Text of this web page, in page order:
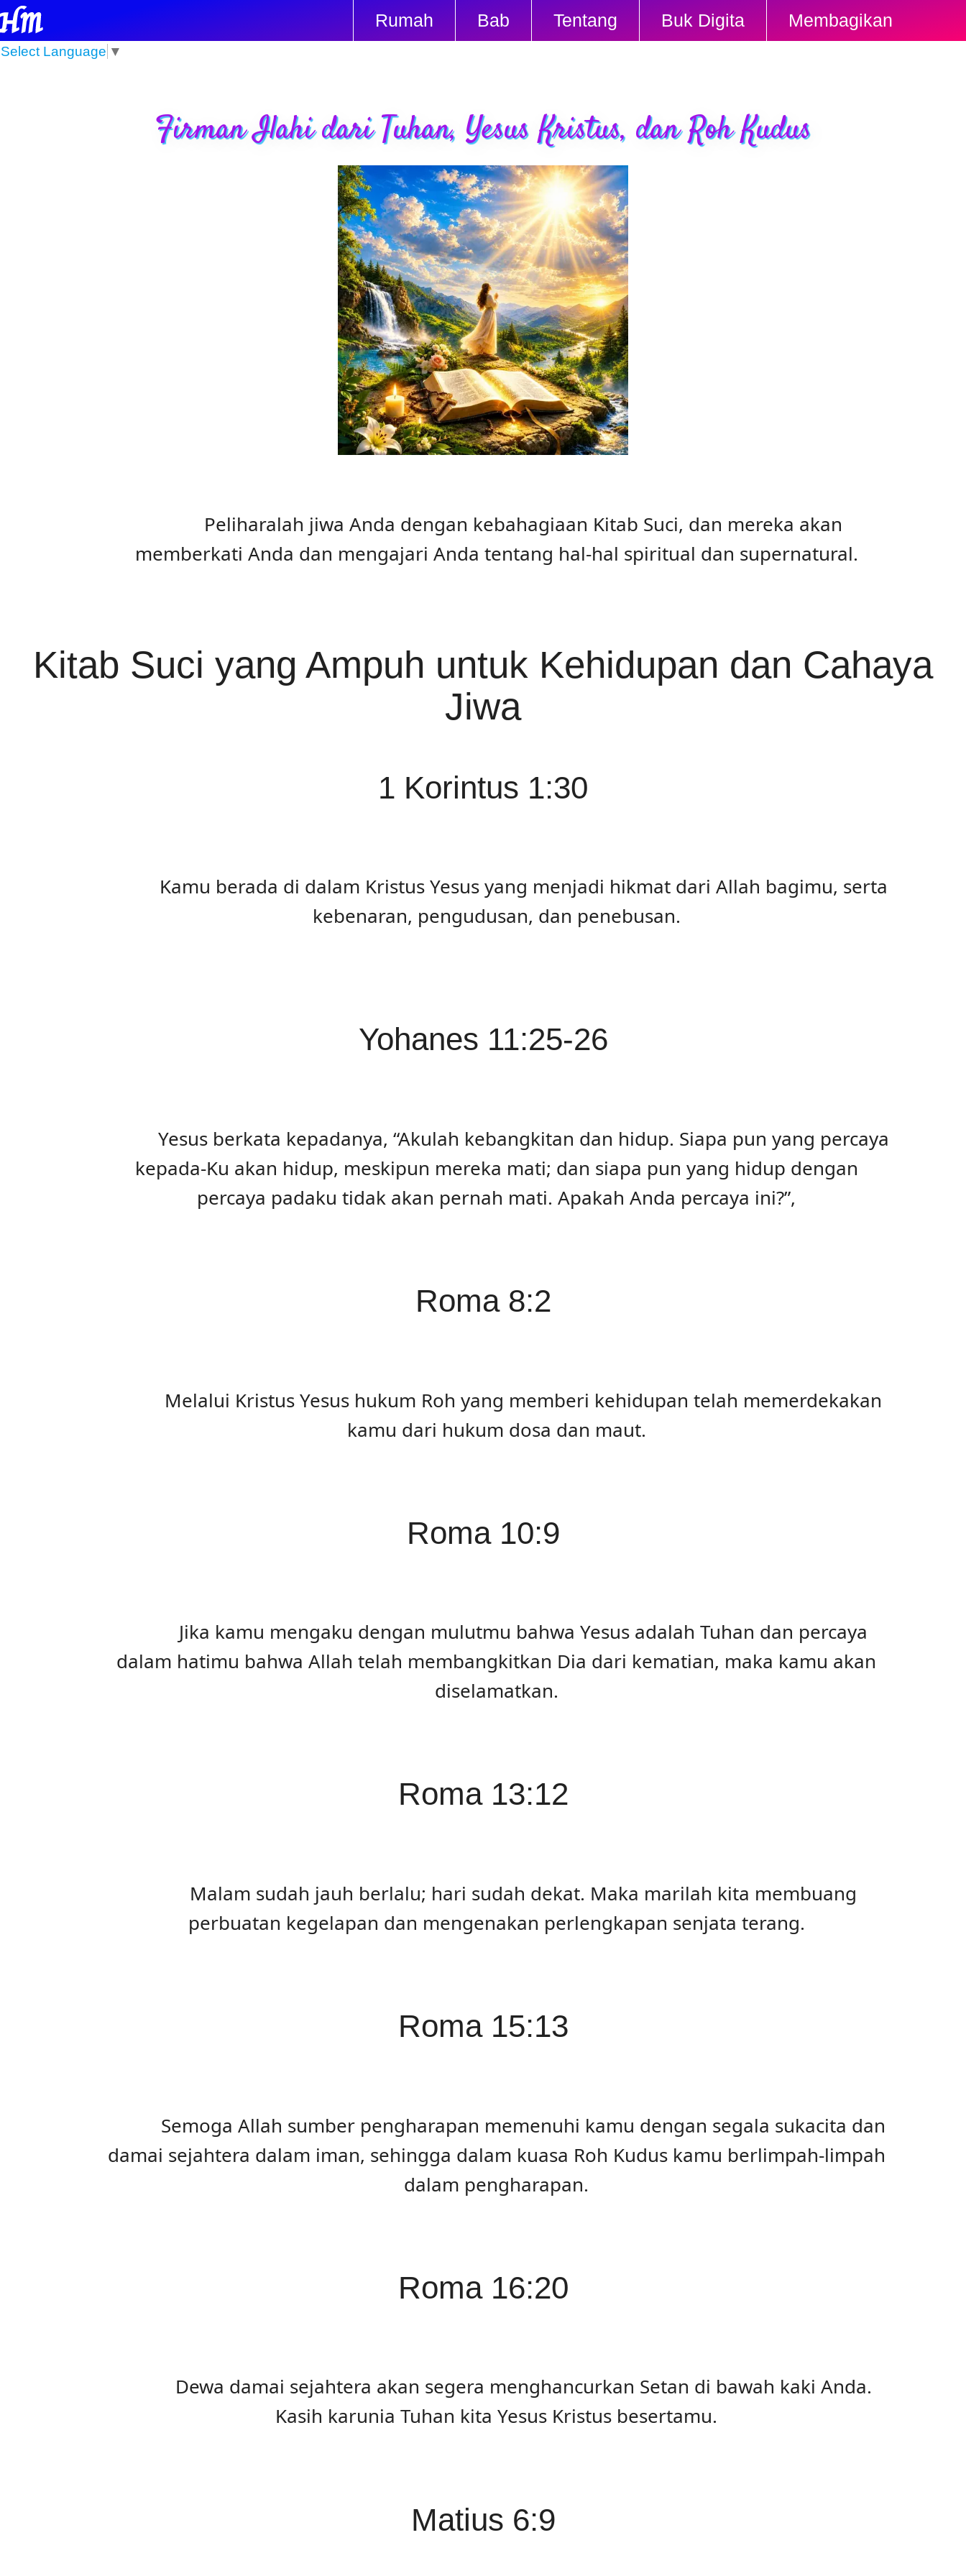
Rumah Bab Tentang Buk Digita Membagikan
Select Language ▼
Firman Ilahi dari Tuhan, Yesus Kristus, dan Roh Kudus
Peliharalah jiwa Anda dengan kebahagiaan Kitab Suci, dan mereka akan
memberkati Anda dan mengajari Anda tentang hal-hal spiritual dan supernatural.
Kitab Suci yang Ampuh untuk Kehidupan dan Cahaya
Jiwa
1 Korintus 1:30
Kamu berada di dalam Kristus Yesus yang menjadi hikmat dari Allah bagimu, serta
kebenaran, pengudusan, dan penebusan.
Yohanes 11:25-26
Yesus berkata kepadanya, “Akulah kebangkitan dan hidup. Siapa pun yang percaya
kepada-Ku akan hidup, meskipun mereka mati; dan siapa pun yang hidup dengan
percaya padaku tidak akan pernah mati. Apakah Anda percaya ini?”,
Roma 8:2
Melalui Kristus Yesus hukum Roh yang memberi kehidupan telah memerdekakan
kamu dari hukum dosa dan maut.
Roma 10:9
Jika kamu mengaku dengan mulutmu bahwa Yesus adalah Tuhan dan percaya
dalam hatimu bahwa Allah telah membangkitkan Dia dari kematian, maka kamu akan
diselamatkan.
Roma 13:12
Malam sudah jauh berlalu; hari sudah dekat. Maka marilah kita membuang
perbuatan kegelapan dan mengenakan perlengkapan senjata terang.
Roma 15:13
Semoga Allah sumber pengharapan memenuhi kamu dengan segala sukacita dan
damai sejahtera dalam iman, sehingga dalam kuasa Roh Kudus kamu berlimpah-limpah
dalam pengharapan.
Roma 16:20
Dewa damai sejahtera akan segera menghancurkan Setan di bawah kaki Anda.
Kasih karunia Tuhan kita Yesus Kristus besertamu.
Matius 6:9